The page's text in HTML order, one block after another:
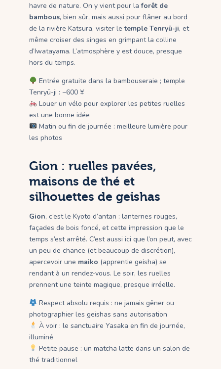
havre de nature. On y vient pour laforêt de
bambous, bien sûr, mais aussi pour flâner au bord
de la rivière Katsura, visiter letemple Tenryū-ji, et
même croiser des singes en grimpant la colline
d’Iwatayama. L’atmosphère y est douce, presque
hors du temps.
Entrée gratuite dans la bambouseraie ; temple
Tenryū-ji : ~600 ¥
Louer un vélo pour explorer les petites ruelles
est une bonne idée
Matin ou fin de journée : meilleure lumière pour
les photos
Gion : ruelles pavées,
maisons de thé et
silhouettes de geishas
Gion, c’est le Kyoto d’antan : lanternes rouges,
façades de bois foncé, et cette impression que le
temps s’est arrêté. C’est aussi ici que l’on peut, avec
un peu de chance (et beaucoup de discrétion),
apercevoir une maiko (apprentie geisha) se
rendant à un rendez-vous. Le soir, les ruelles
prennent une teinte magique, presque irréelle.
Respect absolu requis : ne jamais gêner ou
photographier les geishas sans autorisation
À voir : le sanctuaire Yasaka en fin de journée,
illuminé
Petite pause : un matcha latte dans un salon de
thé traditionnel